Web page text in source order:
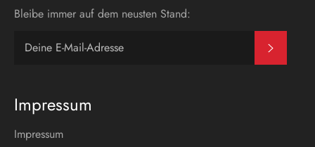
Bleibe immer auf dem neusten Stand:
Impressum
Impressum